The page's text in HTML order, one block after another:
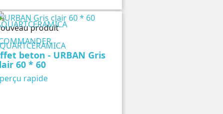
produit
beton - URBAN Gris
60 * 60
rapide